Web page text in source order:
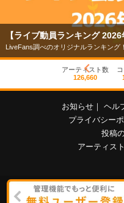
【ライブ動員ランキング 2026
LiveFans調べのオリジナルランキング！
アーティスト数
126,660
お知らせ ｜ ヘル
プライバシー
投稿
アーティス